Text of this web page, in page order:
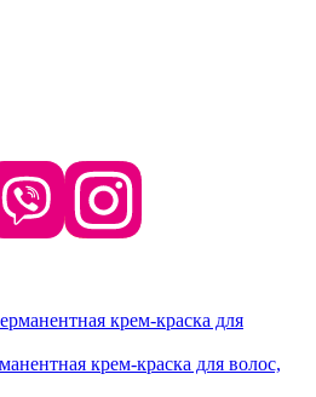
крем-краска для волос,